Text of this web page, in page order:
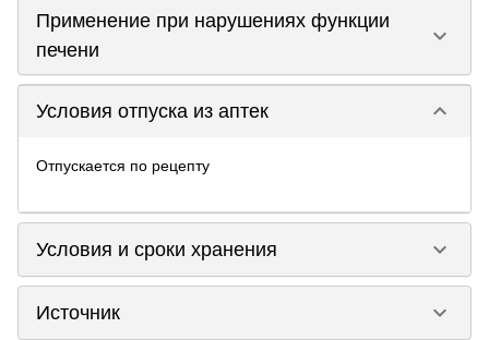
Применение при нарушениях функции
печени
keyboard_arrow_down
Условия отпуска из аптек keyboard_arrow_down
Отпускается по рецепту
Условия и сроки хранения keyboard_arrow_down
Источник keyboard_arrow_down